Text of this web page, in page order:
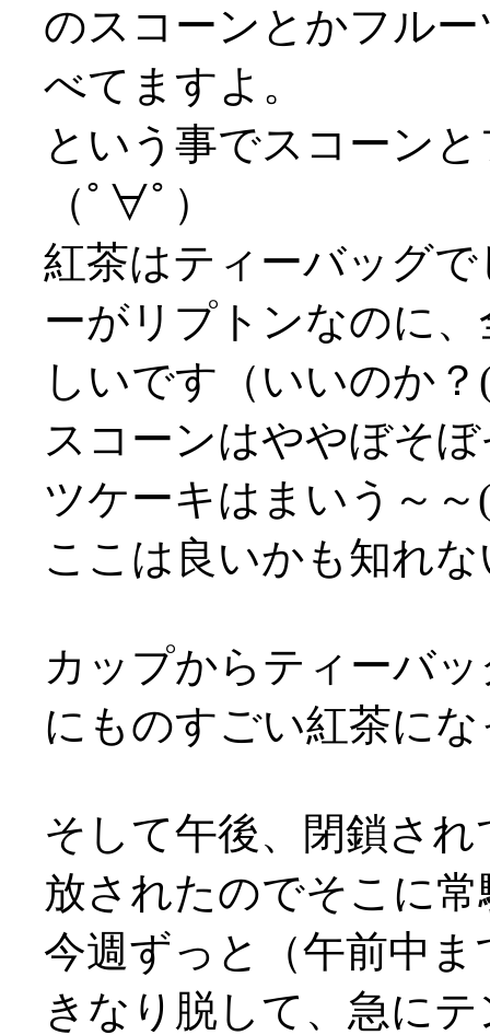
のスコーンとかフル
べてますよ。
という事でスコーン
（ﾟ∀ﾟ）
紅茶はティーバッグ
ーがリプトンなのに
しいです（いいのか
スコーンはややぼそ
ツケーキはまいう～
ここは良いかも知れな
カップからティーバ
にものすごい紅茶に
そして午後、閉鎖さ
放されたのでそこに常
今週ずっと（午前中
きなり脱して、急に